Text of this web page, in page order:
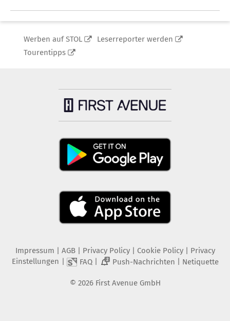
Werben auf STOL
Leserreporter werden
Tourentipps
Impressum AGB Privacy Policy| Cookie Policy| Privacy
Einstellungen
FAQ| 2 Push-Nachrichten Netiquette
© 2026 First Avenue GmbH